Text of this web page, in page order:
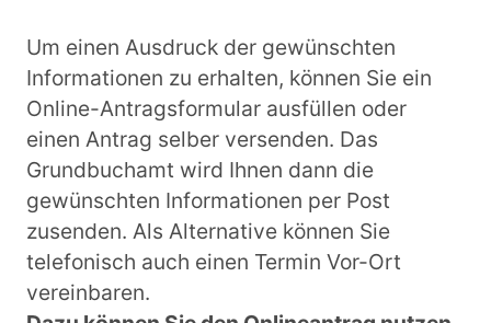
Um einen Ausdruck der gewünschten
Informationen zu erhalten, können Sie ein
Online-Antragsformular ausfüllen oder
einen Antrag selber versenden. Das
Grundbuchamt wird Ihnen dann die
gewünschten Informationen per Post
zusenden. Als Alternative können Sie
telefonisch auch einen Termin Vor-Ort
vereinbaren.